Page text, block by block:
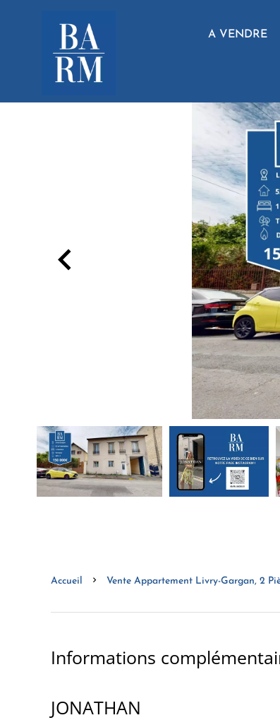
A VENDRE
Accueil Vente Appartement Livry-Gargan, 2
Informations
JONATHAN